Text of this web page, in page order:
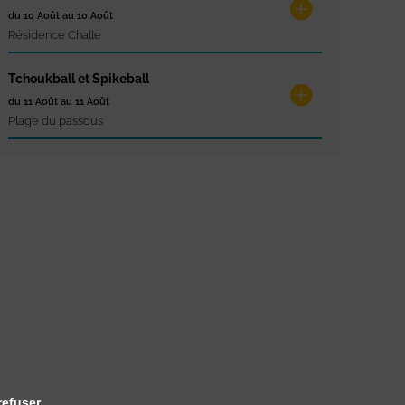
du 10 Août au 10 Août
Résidence Challe
Tchoukball et Spikeball
du 11 Août au 11 Août
Plage du passous